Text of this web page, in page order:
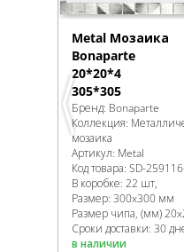
Metal Мозаика
Bonaparte
20*20*4
305*305
Бренд: Bonaparte
Коллекция:
мозаика
Артикул: Metal
Код товара: SD-259116
В коробке: 22 шт,
Размер: 300x300 мм
Размер чипа, (мм)
Сроки доставки: 30
в наличии